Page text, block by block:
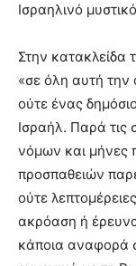
Ισραηλινό
Στην κατακλείδα
«σε όλη αυτή την
ούτε ένας
Ισραήλ. Παρά τις
νόμων και μήνες
προσπαθειών
ούτε
ακρόαση ή
κάποια αναφορά